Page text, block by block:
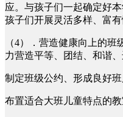
应。与孩子们一起确定好
孩子们开展灵活多样、富有
（4）．营造健康向上的
力营造平等、团结、和谐、
制定班级公约、形成良好班
布置适合大班儿童特点的教